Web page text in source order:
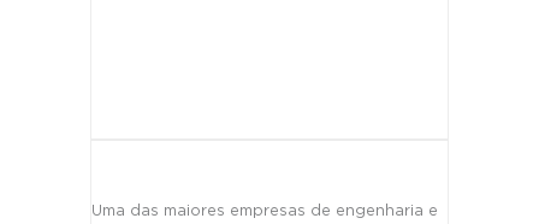
Uma das maiores empresas de engenharia e